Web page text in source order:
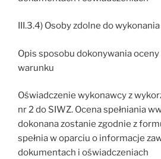
III.3.4) Osoby zdolne do
Opis sposobu dokonywania
warunku
Oświadczenie wykonawcy z
nr 2 do SIWZ. Ocena spełniania
dokonana zostanie zgodnie z
spełnia w oparciu o informacje
dokumentach i oświadczeniach